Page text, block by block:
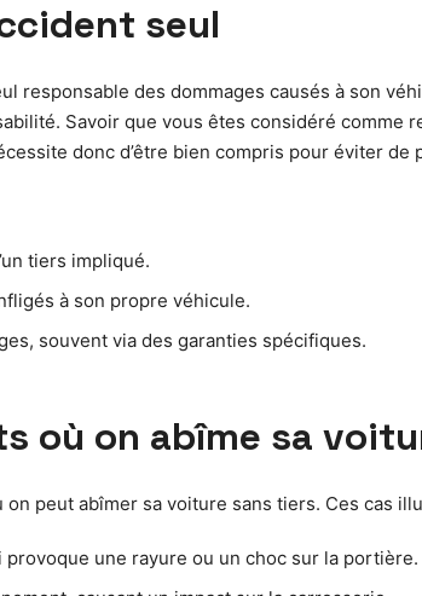
seul
responsable des dommages causés à son
Savoir que vous êtes considéré
donc d’être bien compris pour éviter
tiers impliqué.
à son propre véhicule.
souvent via des garanties spécifiques.
où on abîme sa
peut abîmer sa voiture sans tiers. Ces cas
une rayure ou un choc sur la portière.